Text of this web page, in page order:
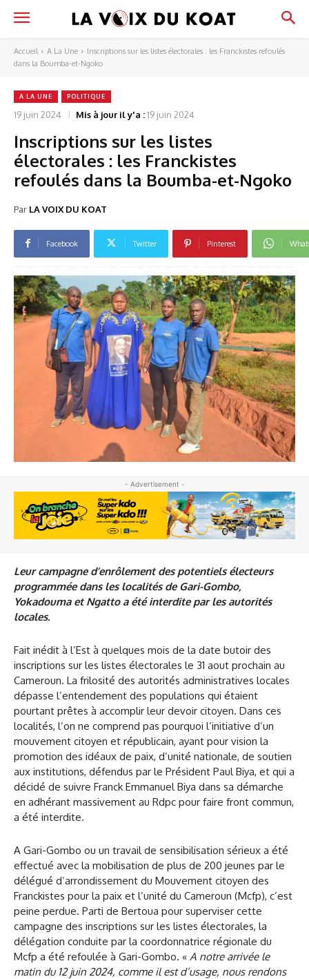
Accueil A La Une
Inscriptions sur les listes électorales : les Franckistes refoulés
dans la Boumba-et-Ngoko
A LA UNE POLITIQUE
19 juin 2024 Mis à jour il y'a :19 juin 2024
Inscriptions sur les listes
électorales : les Franckistes
refoulés dans la Boumba-et-Ngoko
Par LA VOIX DU KOAT
Facebook Twitter Pinterest
- Advertisement -
Leur campagne d’enrôlement des potentiels électeurs
programmée dans les localités de Gari-Gombo,
Yokadouma et Ngatto a été interdite par les autorités
locales.
Fait inédit à l’Est à quelques mois de la date butoir des
inscriptions sur les listes électorales le 31 aout prochain au
Cameroun. La frilosité des autorités administratives locales
dépasse l’entendement des populations qui étaient
pourtant prêtes à accomplir leur devoir citoyen. Dans ces
localités, l’on ne comprend pas pourquoi l’initiative d’un
mouvement citoyen et républicain, ayant pour vision la
promotion des idéaux de paix, d’unité nationale, de soutien
aux institutions, défendus par le Président Paul Biya, et qui a
décidé de suivre Franck Emmanuel Biya dans sa démarche
en adhérant massivement au Rdpc pour faire front commun,
a été interdite.
A Gari-Gombo ou un travail de sensibilisation sérieux a été
effectué avec la mobilisation de plus de 200 jeunes par le
délégué d’arrondissement du Mouvement citoyen des
Franckistes pour la paix et l’unité du Cameroun (Mcfp), c’est
peine perdue. Parti de Bertoua pour superviser cette
campagne des inscriptions sur les listes électorales, la
délégation conduite par la coordonnatrice régionale du
Mcfp a été refoulée à Gari-Gombo. « A notre arrivée le
matin du 12 juin 2024, comme il est d’usage, nous rendons